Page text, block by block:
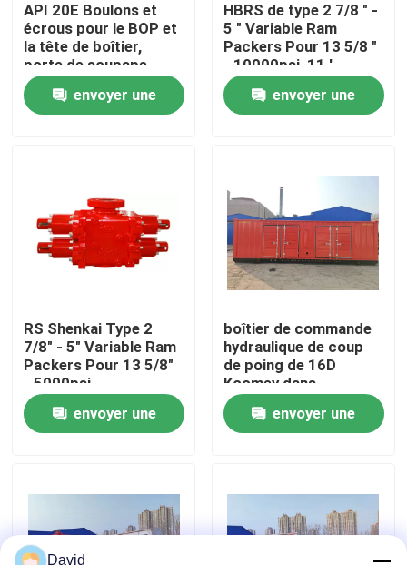
Aperçu
Produits
Visite d'usine
Contrôle de la qualité
Contact
nouvelles
Pompe de boue de forage
Revêtement de pompe de boue
API 20E Boulons et
écrous pour le BOP et
la tête de boîtier,
porte de soupape
envoyer une
HBRS de type 2 7/8 " -
5 " Variable Ram
Packers Pour 13 5/8 "
- 10000psi, 11 ′
′-5000PSI
envoyer une
RS Shenkai Type 2
7/8" - 5" Variable Ram
Packers Pour 13 5/8"
- 5000psi
envoyer une
boîtier de commande
hydraulique de coup
de poing de 16D
Koomey dans
l'industrie pétrolière
envoyer une
David